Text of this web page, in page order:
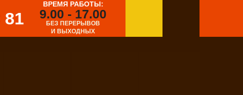
81
ВРЕМЯ РАБОТЫ:
9.00 - 17.00
БЕЗ ПЕРЕРЫВОВ
И ВЫХОДНЫХ